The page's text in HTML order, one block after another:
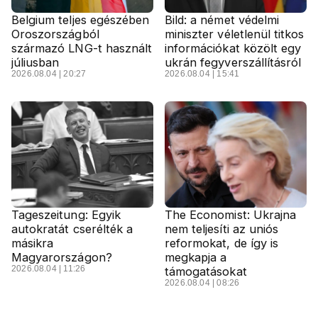
Belgium teljes egészében
Oroszországból
származó LNG-t használt
júliusban
2026.08.04 | 20:27
Bild: a német védelmi
miniszter véletlenül titkos
információkat közölt egy
ukrán fegyverszállításról
2026.08.04 | 15:41
Tageszeitung: Egyik
autokratát cserélték a
másikra
Magyarországon?
2026.08.04 | 11:26
The Economist: Ukrajna
nem teljesíti az uniós
reformokat, de így is
megkapja a
támogatásokat
2026.08.04 | 08:26